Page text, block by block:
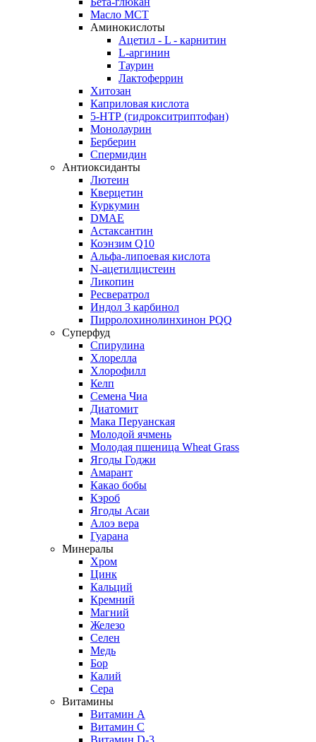
Масло МСТ
Аминокислоты
Ацетил - L - карнитин
L-аргинин
Таурин
Лактоферрин
Хитозан
Каприловая кислота
5-НТР (гидрокситриптофан)
Монолаурин
Берберин
Спермидин
Антиоксиданты
Лютеин
Кверцетин
Куркумин
DMAE
Астаксантин
Коэнзим Q10
Альфа-липоевая кислота
N-ацетилцистеин
Ликопин
Ресвератрол
Индол 3 карбинол
Пирролохинолинхинон PQQ
Суперфуд
Спирулина
Хлорелла
Хлорофилл
Келп
Семена Чиа
Диатомит
Мака Перуанская
Молодой ячмень
Молодая пшеница Wheat Grass
Ягоды Годжи
Амарант
Какао бобы
Кэроб
Ягоды Асаи
Алоэ вера
Гуарана
Минералы
Хром
Цинк
Кальций
Кремний
Магний
Железо
Селен
Медь
Бор
Калий
Сера
Витамины
Витамин А
Витамин С
Витамин D-3